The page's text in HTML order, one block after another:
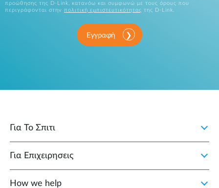
προώθησης της D-Link, κατανόω και συμφωνώ με τους όρους που
περιγράφονται στην πολιτική εμπιστευτικότητας της D-Link.
Εγγραφή
Για Το Σπιτι
Για Επιχειρησεις
How we help